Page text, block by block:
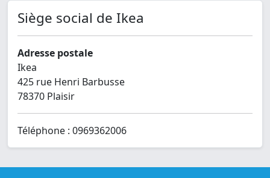
Siège social de Ikea
Adresse postale
Ikea
425 rue Henri Barbusse
78370 Plaisir
Téléphone : 0969362006